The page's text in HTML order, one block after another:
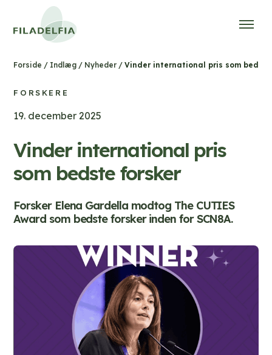
Forside / Indlæg / Nyheder / Vinder international pris som
FORSKERE
19. december 2025
Vinder international pris
som bedste forsker
Forsker Elena Gardella modtog The CUTIES
Award som bedste forsker inden for SCN8A.